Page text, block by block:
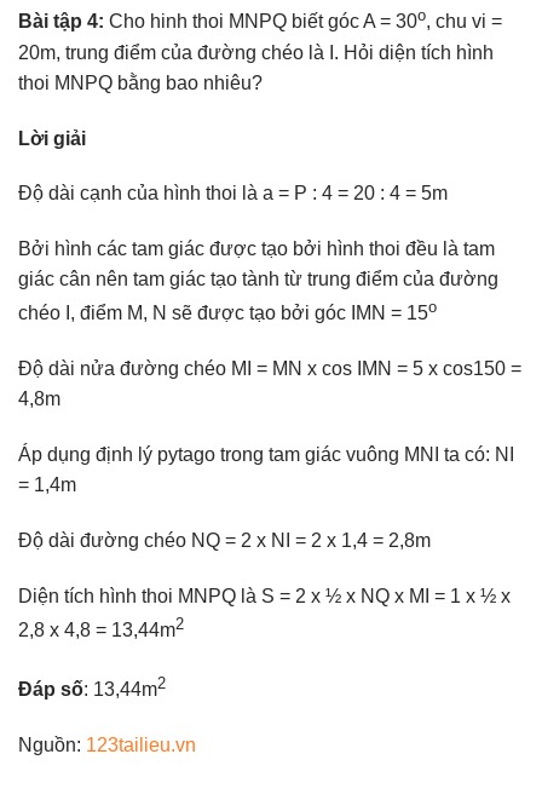
Bài tập 4: Cho hinh thoi MNPQ biết góc A = 30o, chu vi =
20m, trung điểm của đường chéo là I. Hỏi diện tích hình
thoi MNPQ bằng bao nhiêu?
Lời giải
Độ dài cạnh của hình thoi là a = P : 4 = 20 : 4 = 5m
Bởi hình các tam giác được tạo bởi hình thoi đều là tam
giác cân nên tam giác tạo tành từ trung điểm của đường
chéo I, điểm M, N sẽ được tạo bởi góc IMN = 15o
Độ dài nửa đường chéo MI = MN x cos IMN = 5 x cos150 =
4,8m
Áp dụng định lý pytago trong tam giác vuông MNI ta có: NI
= 1,4m
Độ dài đường chéo NQ = 2 x NI = 2 x 1,4 = 2,8m
Diện tích hình thoi MNPQ là S = 2 x ½ x NQ x MI = 1 x ½ x
2,8 x 4,8 = 13,44m2
Đáp số: 13,44m2
Nguồn: 123tailieu.vn